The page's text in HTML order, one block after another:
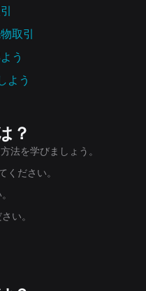
取引
う
よう
？
法を学びましょう。
ください。
い。